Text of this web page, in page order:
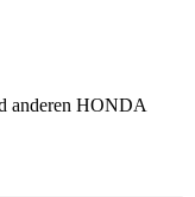
anderen HONDA